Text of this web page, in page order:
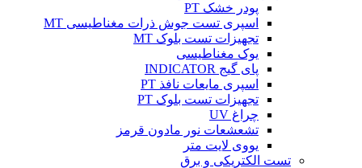
پودر خشک PT
اسپری تست جوش ذرات مغناطیسی MT
تجهیزات تست بلوک MT
یوک مغناطیسی
پای گیج INDICATOR
اسپری مایعات نافذ PT
تجهیزات تست بلوک PT
چراغ UV
تشعشعات نور مادون قرمز
یووی لایت متر
تست الکتریکی و برق